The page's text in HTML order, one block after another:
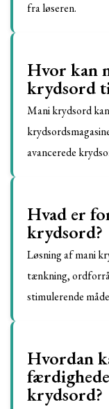
fra løseren.
Hvor kan
krydsord
Mani krydsord
avancerede
Hvad er
krydsord?
Løsning af mani
tænkning,
stimulerende
Hvordan
krydsord?